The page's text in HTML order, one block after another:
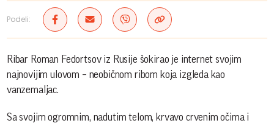
Podeli:
Ribar Roman Fedortsov iz Rusije šokirao je internet svojim
najnovijim ulovom – neobičnom ribom koja izgleda kao
vanzemaljac.
Sa svojim ogromnim, nadutim telom, krvavo crvenim očima i